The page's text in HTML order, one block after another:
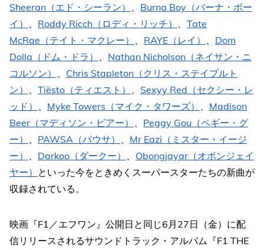
Sheeran（エド・シーラン）
Burna Boy（バーナ・ボー
イ）
Roddy Ricch（ロディ・リッチ）
Tate
McRae（テイト・マクレー）
RAYE（レイ）
Dom
Dolla（ドム・ドラ）
Nathan Nicholson（ネイサン・ニ
コルソン）
Chris Stapleton（クリス・ステイプルト
ン）
Tiësto（ティエスト）
Sexyy Red（セクシー・レ
ッド）
Myke Towers（マイク・タワーズ）
Madison
Beer（マディソン・ビアー）
Peggy Gou（ペギー・グ
ー）
PAWSA（パウサ）
Mr Eazi（ミスター・イージ
ー）
Darkoo（ダークー）
Obongjayar（オボンジェイ
ヤー） といった今をときめくスーパースターたちの新曲が
収録されている。
映画『F1／エフワン』公開日と同じ6月27日（金）に配
信リリースされるサウンドトラック・アルバム『F1 THE